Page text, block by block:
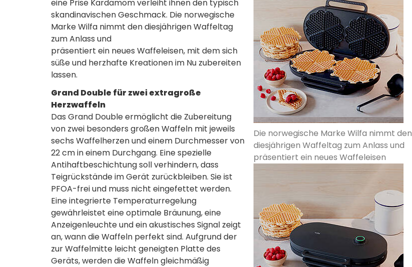
Die norwegische Marke Wilfa nimmt den
diesjährigen Waffeltag zum Anlass und
präsentiert ein neues Waffeleisen
eine Prise Kardamom verleiht ihnen den typisch
skandinavischen Geschmack. Die norwegische
Marke Wilfa nimmt den diesjährigen Waffeltag
zum Anlass und
präsentiert ein neues Waffeleisen, mit dem sich
süße und herzhafte Kreationen im Nu zubereiten
lassen.
Grand Double für zwei extragroße
Herzwaffeln
Das Grand Double ermöglicht die Zubereitung
von zwei besonders großen Waffeln mit jeweils
sechs Waffelherzen und einem Durchmesser von
22 cm in einem Durchgang. Eine spezielle
Antihaftbeschichtung soll verhindern, dass
Teigrückstände im Gerät zurückbleiben. Sie ist
PFOA-frei und muss nicht eingefettet werden.
Eine integrierte Temperaturregelung
gewährleistet eine optimale Bräunung, eine
Anzeigenleuchte und ein akustisches Signal zeigt
an, wann die Waffeln perfekt sind. Aufgrund der
zur Waffelmitte leicht geneigten Platte des
Geräts, werden die Waffeln gleichmäßig